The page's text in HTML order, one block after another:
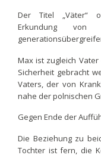
Der Titel „Väter“
Erkundung von
Max ist zugleich
Sicherheit gebracht
Vaters, der von
nahe der polnischen
Gegen Ende der
Die Beziehung zu
Tochter ist fern, die